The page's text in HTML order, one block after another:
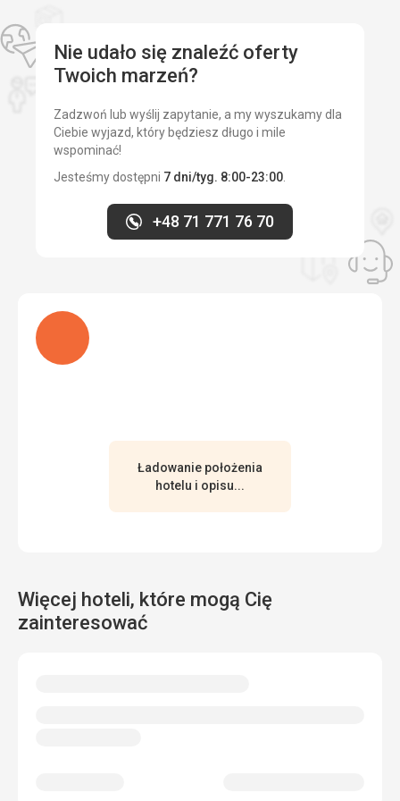
Było okej. Okej.
Ta recenzja została automatycznie przetłumaczona za
Tuż przy hotelu, biały piasek. Lazurowe morze. Piękno.
Wyżywienie
Zakwaterowanie
Wszystko ok, czysto.
Usługi
Chętny i pomocny.
Ta recenzja została automatycznie przetłumaczona za
pomocą Google Translate
Nie udało się znaleźć oferty
Twoich marzeń?
Zadzwoń lub wyślij zapytanie, a my wyszukamy dla
Ciebie wyjazd, który będziesz długo i mile
wspominać!
Jesteśmy dostępni 7 dni/tyg. 8:00-23:00
+48 71 771 76 70
Ładuję
Ładowanie położenia
hotelu i opisu...
Więcej hoteli, które mogą Cię
zainteresować